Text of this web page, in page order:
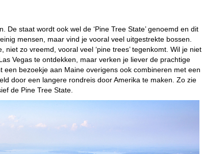
staat wordt ook wel de ‘Pine Tree State’ genoemd en dit
mensen, maar vind je vooral veel uitgestrekte bossen.
zo vreemd, vooral veel ‘pine trees’ tegenkomt. Wil je niet
Vegas te ontdekken, maar verken je liever de prachtige
een bezoekje aan Maine overigens ook combineren met een
door een langere rondreis door Amerika te maken. Zo zie
de Pine Tree State.